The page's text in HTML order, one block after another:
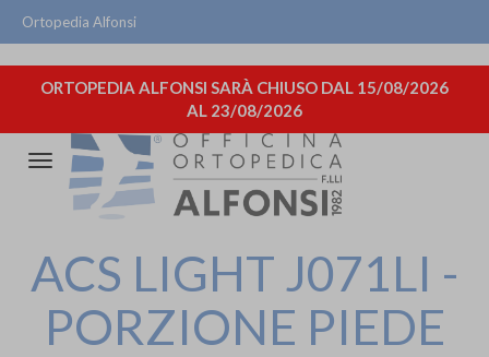
Ortopedia Alfonsi
ORTOPEDIA ALFONSI SARÀ CHIUSO DAL 15/08/2026
AL 23/08/2026
Attiva/disattiva
navigazione
ACS LIGHT J071LI -
PORZIONE PIEDE